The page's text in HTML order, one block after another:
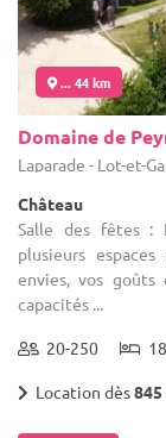
... 44 km
Domaine de
Laparade - Lot-et-
Château
Salle des fêtes :
plusieurs
envies, vos goûts
capacités ...
20-250
Location dès845